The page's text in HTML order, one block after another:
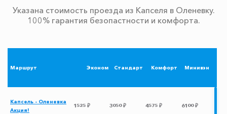
Указана стоимость проезда из Капселя в Оленевку.
100% гарантия безопастности и комфорта.
Маршрут Эконом Стандарт Комфорт Минивэн
Капсель - Оленевка
Акция!
1525 ₽ 3050 ₽ 4575 ₽ 6100 ₽